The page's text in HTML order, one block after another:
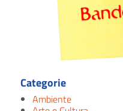
Categorie
Ambiente